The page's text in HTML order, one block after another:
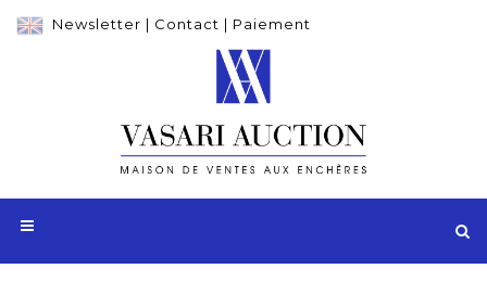
Newsletter | Contact | Paiement